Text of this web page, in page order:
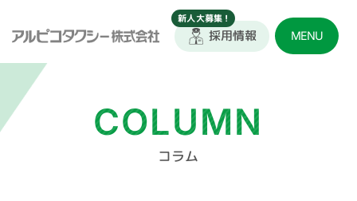
MENU
採用情報
コラム
COLUMN